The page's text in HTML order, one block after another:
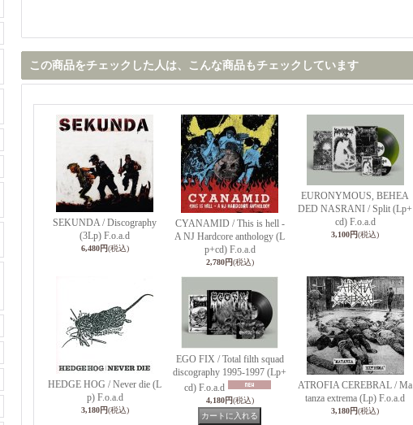
この商品をチェックした人は、こんな商品もチェックしています
SEKUNDA / Discography
(3Lp) F.o.a.d
6,480円(税込)
CYANAMID / This is hell -
A NJ Hardcore anthology (L
p+cd) F.o.a.d
2,780円(税込)
EURONYMOUS, BEHEA
DED NASRANI / Split (Lp+
cd) F.o.a.d
3,100円(税込)
HEDGE HOG / Never die (L
p) F.o.a.d
3,180円(税込)
EGO FIX / Total filth squad
discography 1995-1997 (Lp+
cd) F.o.a.d
4,180円(税込)
ATROFIA CEREBRAL / Ma
tanza extrema (Lp) F.o.a.d
3,180円(税込)